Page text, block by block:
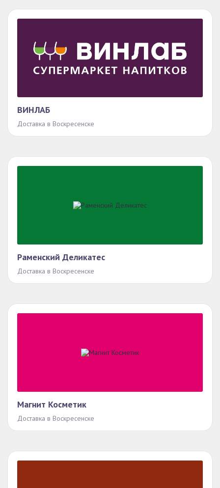
ВИНЛАБ
Доставка в Воскресенске
Раменский Деликатес
Доставка в Воскресенске
Магнит Косметик
Доставка в Воскресенске